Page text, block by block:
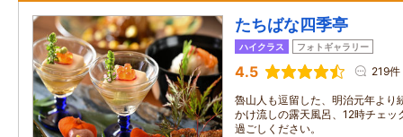
たちばな四季亭
ハイクラス フォトギャラリー
4.5 219件
魯山人も逗留した、明治元年より
かけ流しの露天風呂、12時チェッ
過ごしください。